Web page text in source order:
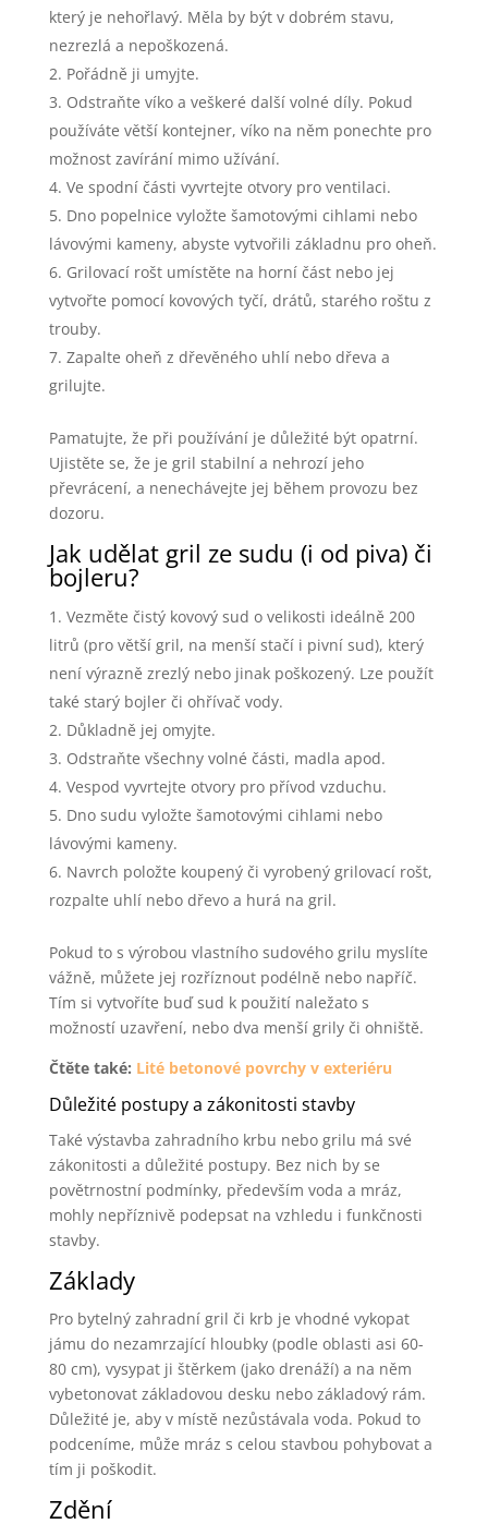
který je nehořlavý. Měla by být v dobrém stavu,
nezrezlá a nepoškozená.
Pořádně ji umyjte.
Odstraňte víko a veškeré další volné díly. Pokud
používáte větší kontejner, víko na něm ponechte pro
možnost zavírání mimo užívání.
Ve spodní části vyvrtejte otvory pro ventilaci.
Dno popelnice vyložte šamotovými cihlami nebo
lávovými kameny, abyste vytvořili základnu pro oheň.
Grilovací rošt umístěte na horní část nebo jej
vytvořte pomocí kovových tyčí, drátů, starého roštu z
trouby.
Zapalte oheň z dřevěného uhlí nebo dřeva a
grilujte.
Pamatujte, že při používání je důležité být opatrní.
Ujistěte se, že je gril stabilní a nehrozí jeho
převrácení, a nenechávejte jej během provozu bez
dozoru.
Jak udělat gril ze sudu (i od piva) či
bojleru?
Vezměte čistý kovový sud o velikosti ideálně 200
litrů (pro větší gril, na menší stačí i pivní sud), který
není výrazně zrezlý nebo jinak poškozený. Lze použít
také starý bojler či ohřívač vody.
Důkladně jej omyjte.
Odstraňte všechny volné části, madla apod.
Vespod vyvrtejte otvory pro přívod vzduchu.
Dno sudu vyložte šamotovými cihlami nebo
lávovými kameny.
Navrch položte koupený či vyrobený grilovací rošt,
rozpalte uhlí nebo dřevo a hurá na gril.
Pokud to s výrobou vlastního sudového grilu myslíte
vážně, můžete jej rozříznout podélně nebo napříč.
Tím si vytvoříte buď sud k použití naležato s
možností uzavření, nebo dva menší grily či ohniště.
Čtěte také: Lité betonové povrchy v exteriéru
Důležité postupy a zákonitosti stavby
Také výstavba zahradního krbu nebo grilu má své
zákonitosti a důležité postupy. Bez nich by se
povětrnostní podmínky, především voda a mráz,
mohly nepříznivě podepsat na vzhledu i funkčnosti
stavby.
Základy
Pro bytelný zahradní gril či krb je vhodné vykopat
jámu do nezamrzající hloubky (podle oblasti asi 60-
80 cm), vysypat ji štěrkem (jako drenáží) a na něm
vybetonovat základovou desku nebo základový rám.
Důležité je, aby v místě nezůstávala voda. Pokud to
podceníme, může mráz s celou stavbou pohybovat a
tím ji poškodit.
Zdění